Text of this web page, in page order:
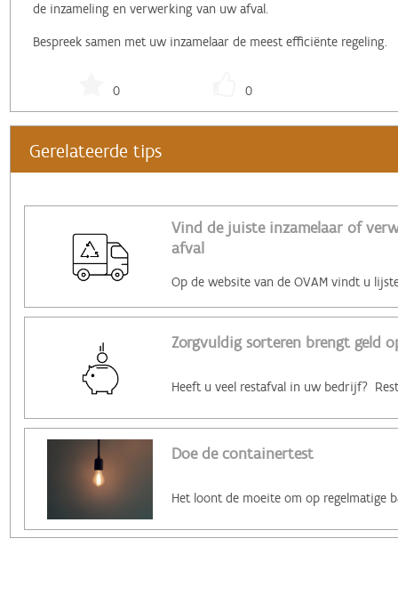
de inzameling en verwerking van uw afval.
Bespreek samen met uw inzamelaar de meest efficiënte regeling.
0 0
Gerelateerde tips
Vind de juiste inzamelaar of
afval
Zorgvuldig sorteren brengt geld
Doe de containertest